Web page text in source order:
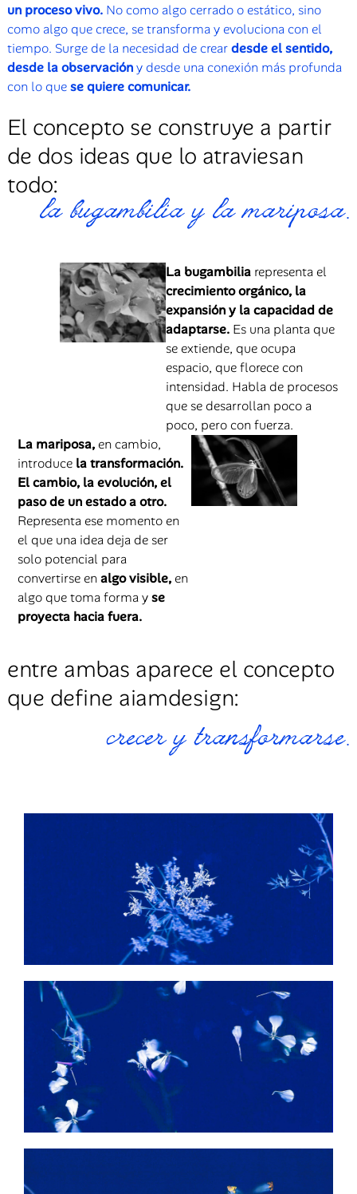
un proceso vivo.No como algo cerrado o estático, sino
como algo que crece, se transforma y evoluciona con el
tiempo. Surge de la necesidad de creardesdeel sentido,
desde la observacióny desde una conexión más profunda
con lo quese quiere comunicar.
El concepto se construye a partir
de dos ideas que lo atraviesan
todo:
la bugambilia y la mariposa.
La bugambiliarepresenta el
crecimiento orgánico, la
expansión y la capacidad de
adaptarse.Es una planta que
se extiende, que ocupa
espacio, que florece con
intensidad. Habla de procesos
que se desarrollan poco a
poco, pero con fuerza.
La mariposa,en cambio,
introduce la transformación.
El cambio, la evolución, el
paso de un estado a otro.
Representa ese momento en
el que una idea deja de ser
solo potencial para
convertirse enalgo visible,en
algo que toma forma yse
proyecta hacia fuera.
entre ambas aparece el concepto
que define aiamdesign:
crecer y transformarse.